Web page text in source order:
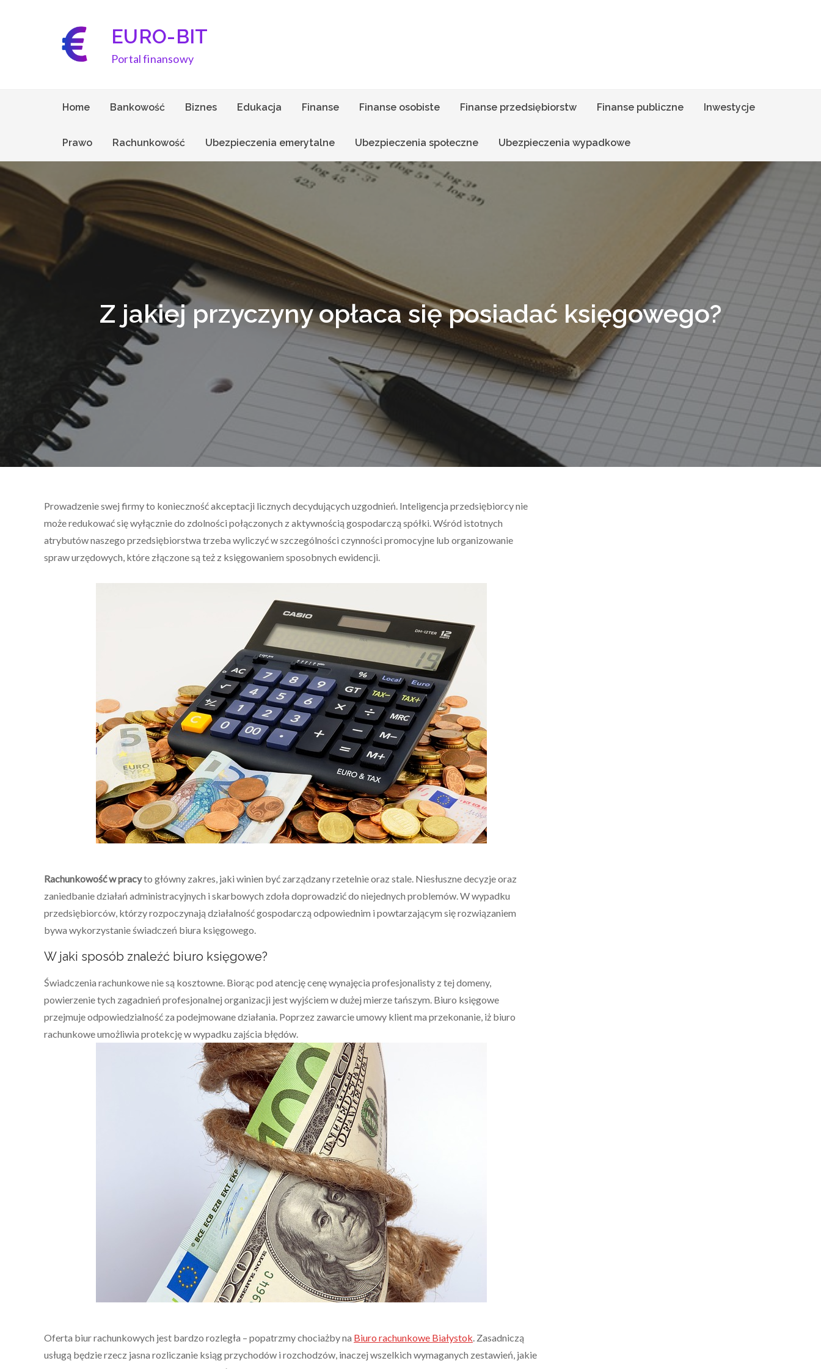
EURO-BIT
Portal finansowy
Home Bankowość Biznes Edukacja Finanse Finanse osobiste Finanse przedsiębiorstw Finanse publiczne Inwestycje
Prawo Rachunkowość Ubezpieczenia emerytalne Ubezpieczenia społeczne Ubezpieczenia wypadkowe
Z jakiej przyczyny opłaca się posiadać księgowego?
Prowadzenie swej firmy to konieczność akceptacji licznych decydujących uzgodnień. Inteligencja przedsiębiorcy nie
może redukować się wyłącznie do zdolności połączonych z aktywnością gospodarczą spółki. Wśród istotnych
atrybutów naszego przedsiębiorstwa trzeba wyliczyć w szczególności czynności promocyjne lub organizowanie
spraw urzędowych, które złączone są też z księgowaniem sposobnych ewidencji.
Rachunkowość w pracyto główny zakres, jaki winien być zarządzany rzetelnie oraz stale. Niesłuszne decyzje oraz
zaniedbanie działań administracyjnych i skarbowych zdoła doprowadzić do niejednych problemów. W wypadku
przedsiębiorców, którzy rozpoczynają działalność gospodarczą odpowiednim i powtarzającym się rozwiązaniem
bywa wykorzystanie świadczeń biura księgowego.
W jaki sposób znaleźć biuro księgowe?
Świadczenia rachunkowe nie są kosztowne. Biorąc pod atencję cenę wynajęcia profesjonalisty z tej domeny,
powierzenie tych zagadnień profesjonalnej organizacji jest wyjściem w dużej mierze tańszym. Biuro księgowe
przejmuje odpowiedzialność za podejmowane działania. Poprzez zawarcie umowy klient ma przekonanie, iż biuro
rachunkowe umożliwia protekcję w wypadku zajścia błędów.
Oferta biur rachunkowych jest bardzo rozległa – popatrzmy chociażby na Biuro rachunkowe Białystok. Zasadniczą
usługą będzie rzecz jasna rozliczanie ksiąg przychodów i rozchodzów, inaczej wszelkich wymaganych zestawień, jakie